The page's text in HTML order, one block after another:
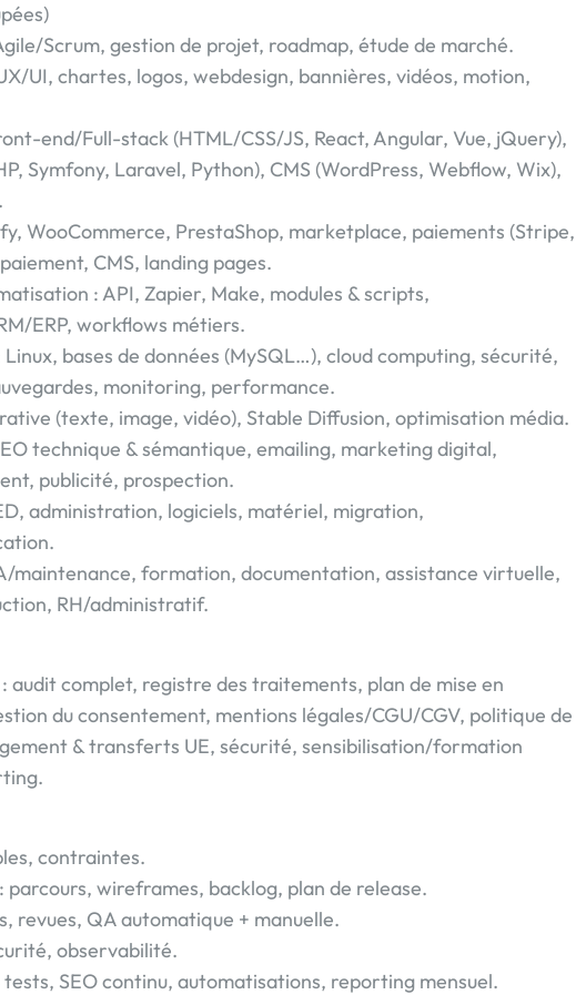
Scrum, gestion de projet, roadmap, étude de marché.
UI, chartes, logos, webdesign, bannières, vidéos, motion,
end/Full-stack (HTML/CSS/JS, React, Angular, Vue, jQuery),
Symfony, Laravel, Python), CMS (WordPress, Webflow, Wix),
WooCommerce, PrestaShop, marketplace, paiements (Stripe,
CMS, landing pages.
: API, Zapier, Make, modules & scripts,
ERP, workflows métiers.
bases de données (MySQL…), cloud computing, sécurité,
monitoring, performance.
(texte, image, vidéo), Stable Diffusion, optimisation média.
technique & sémantique, emailing, marketing digital,
publicité, prospection.
administration, logiciels, matériel, migration,
maintenance, formation, documentation, assistance virtuelle,
RH/administratif.
audit complet, registre des traitements, plan de mise en
du consentement, mentions légales/CGU/CGV, politique de
& transferts UE, sécurité, sensibilisation/formation
contraintes.
wireframes, backlog, plan de release.
revues, QA automatique + manuelle.
observabilité.
tests, SEO continu, automatisations, reporting mensuel.